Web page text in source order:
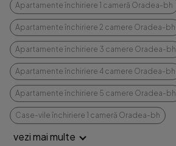
Apartamente închiriere 1 cameră Oradea-bh
Apartamente închiriere 2 camere Oradea-bh
Apartamente închiriere 3 camere Oradea-bh
Apartamente închiriere 4 camere Oradea-bh
Apartamente închiriere 5 camere Oradea-bh
Case-vile închiriere 1 cameră Oradea-bh
vezi mai multe